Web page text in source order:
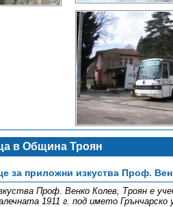
в Община Троян
за приложни изкуства Проф.
Проф. Венко Колев, Троян е
1911 г. под името